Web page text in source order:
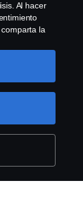
Al hacer
la
y
Para